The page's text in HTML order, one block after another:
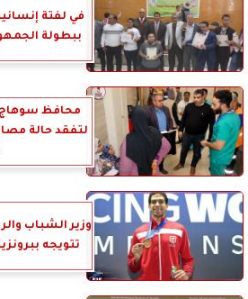
في لفتة
ببطولة
محافظ سوهاج
لتفقد حالة
وزير الشباب
تتويجه